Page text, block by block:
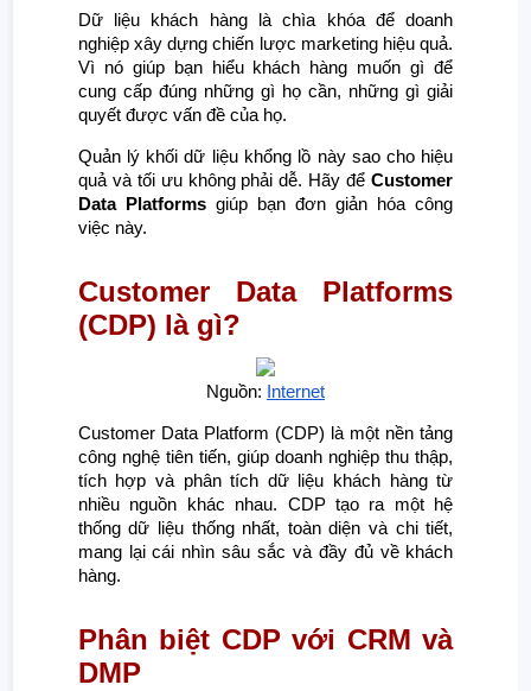
Dữ liệu khách hàng là chìa khóa để doanh
nghiệp xây dựng chiến lược marketing hiệu quả.
Vì nó giúp bạn hiểu khách hàng muốn gì để
cung cấp đúng những gì họ cần, những gì giải
quyết được vấn đề của họ.
Quản lý khối dữ liệu khổng lồ này sao cho hiệu
quả và tối ưu không phải dễ. Hãy đểCustomer
Data Platformsgiúp bạn đơn giản hóa công
việc này.
Customer Data Platforms
(CDP) là gì?
Nguồn: Internet
Customer Data Platform (CDP) là một nền tảng
công nghệ tiên tiến, giúp doanh nghiệp thu thập,
tích hợp và phân tích dữ liệu khách hàng từ
nhiều nguồn khác nhau. CDP tạo ra một hệ
thống dữ liệu thống nhất, toàn diện và chi tiết,
mang lại cái nhìn sâu sắc và đầy đủ về khách
hàng.
Phân biệt CDP với CRM và
DMP